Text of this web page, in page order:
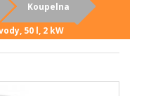
Koupelna
50 l, 2 kW